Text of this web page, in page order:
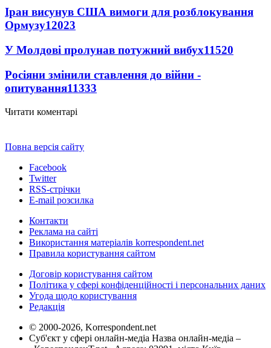
Іран висунув США вимоги для розблокування
Ормузу12023
У Молдові пролунав потужний вибух11520
Росіяни змінили ставлення до війни -
опитування11333
Читати коментарі
Повна версія сайту
Facebook
Twitter
RSS-стрічки
E-mail розсилка
Контакти
Реклама на сайті
Використання матеріалів korrespondent.net
Правила користування сайтом
Договір користування сайтом
Політика у сфері конфіденційності і персональних даних
Угода щодо користування
Редакція
© 2000-2026, Korrespondent.net
Суб'єкт у сфері онлайн-медіа Назва онлайн-медіа –